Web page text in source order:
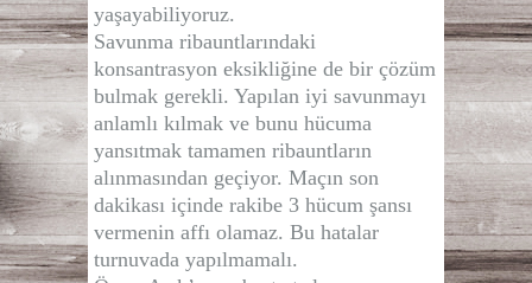
yaşayabiliyoruz.
Savunma ribauntlarındaki
konsantrasyon eksikliğine de bir çözüm
bulmak gerekli. Yapılan iyi savunmayı
anlamlı kılmak ve bunu hücuma
yansıtmak tamamen ribauntların
alınmasından geçiyor. Maçın son
dakikası içinde rakibe 3 hücum şansı
vermenin affı olamaz. Bu hatalar
turnuvada yapılmamalı.